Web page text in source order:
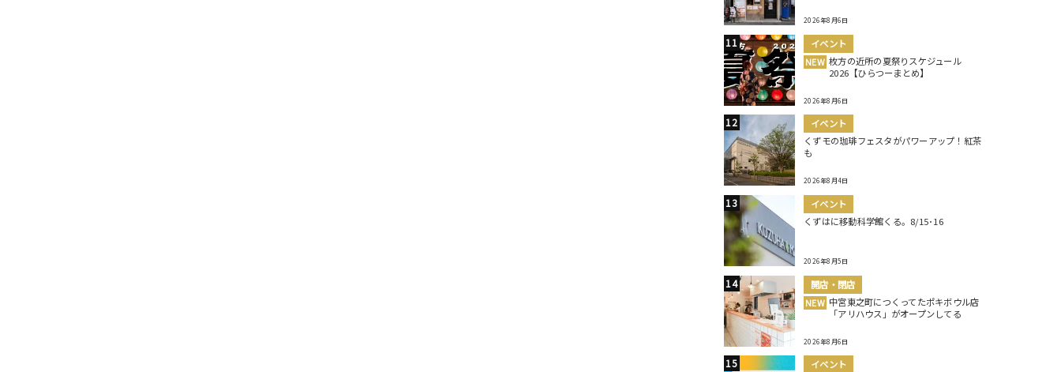
2026年8月6日
イベント
NEW 枚方の近所の夏祭りスケジュール
2026【ひらつーまとめ】
2026年8月6日
イベント
くずモの珈琲フェスタがパワーアップ！紅茶
も
2026年8月4日
イベント
くずはに移動科学館くる。8/15･16
2026年8月5日
開店・閉店
NEW 中宮東之町につくってたポキボウル店
「アリハウス」がオープンしてる
2026年8月6日
イベント